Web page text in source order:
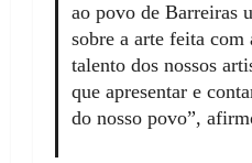
ao povo de Barreiras
sobre a arte feita com
talento dos nossos
que apresentar e
do nosso povo”,